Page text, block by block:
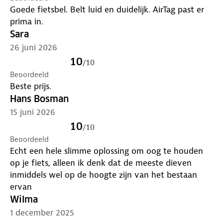
Met deze R2B fietsbel combineer je een
duidelijke bel met verborgen ruimte voor een
tracker en extra zekerheid voor je fiets.
Goede fietsbel. Belt luid en duidelijk. AirTag past er
prima in.
Sara
26 juni 2026
10/10
Beoordeeld
Beste prijs.
Hans Bosman
15 juni 2026
10/10
Beoordeeld
Echt een hele slimme oplossing om oog te houden
op je fiets, alleen ik denk dat de meeste dieven
inmiddels wel op de hoogte zijn van het bestaan
ervan
Wilma
1 december 2025